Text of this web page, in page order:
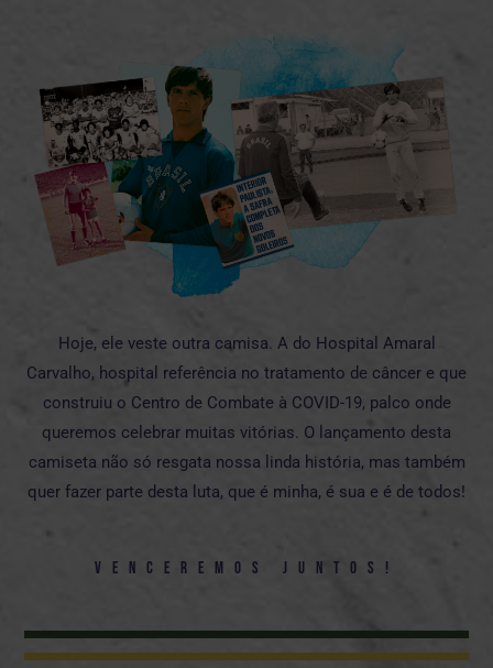
Hoje, ele veste outra camisa. A do Hospital Amaral
Carvalho, hospital referência no tratamento de câncer e que
construiu o Centro de Combate à COVID-19, palco onde
queremos celebrar muitas vitórias. O lançamento desta
camiseta não só resgata nossa linda história, mas também
quer fazer parte desta luta, que é minha, é sua e é de todos!
Venceremos Juntos!